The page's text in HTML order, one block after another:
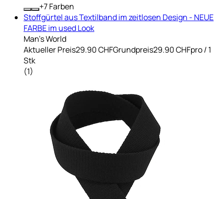
+ Farben
Stoffgürtel aus Textilband im zeitlosen Design - NEUE
FARBE im used Look
Man's World
Aktueller Preis29.90 CHFGrundpreis29.90 CHFpro/ 1
Stk
(1)